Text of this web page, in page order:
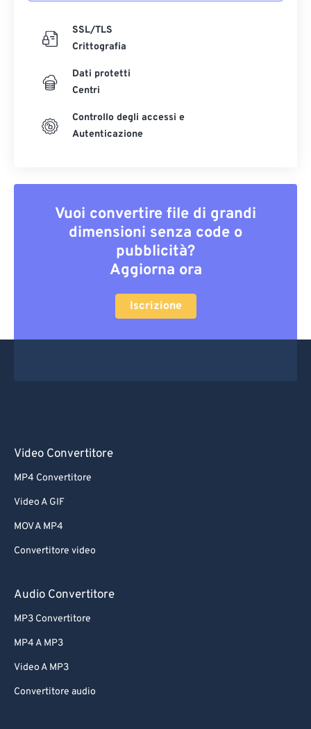
SSL/TLS
Crittografia
Dati protetti
Centri
Controllo degli accessi e
Autenticazione
Vuoi convertire file di grandi
dimensioni senza code o
pubblicità?
Aggiorna ora
Iscrizione
Video Convertitore
MP4 Convertitore
Video A GIF
MOV A MP4
Convertitore video
Audio Convertitore
MP3 Convertitore
MP4 A MP3
Video A MP3
Convertitore audio